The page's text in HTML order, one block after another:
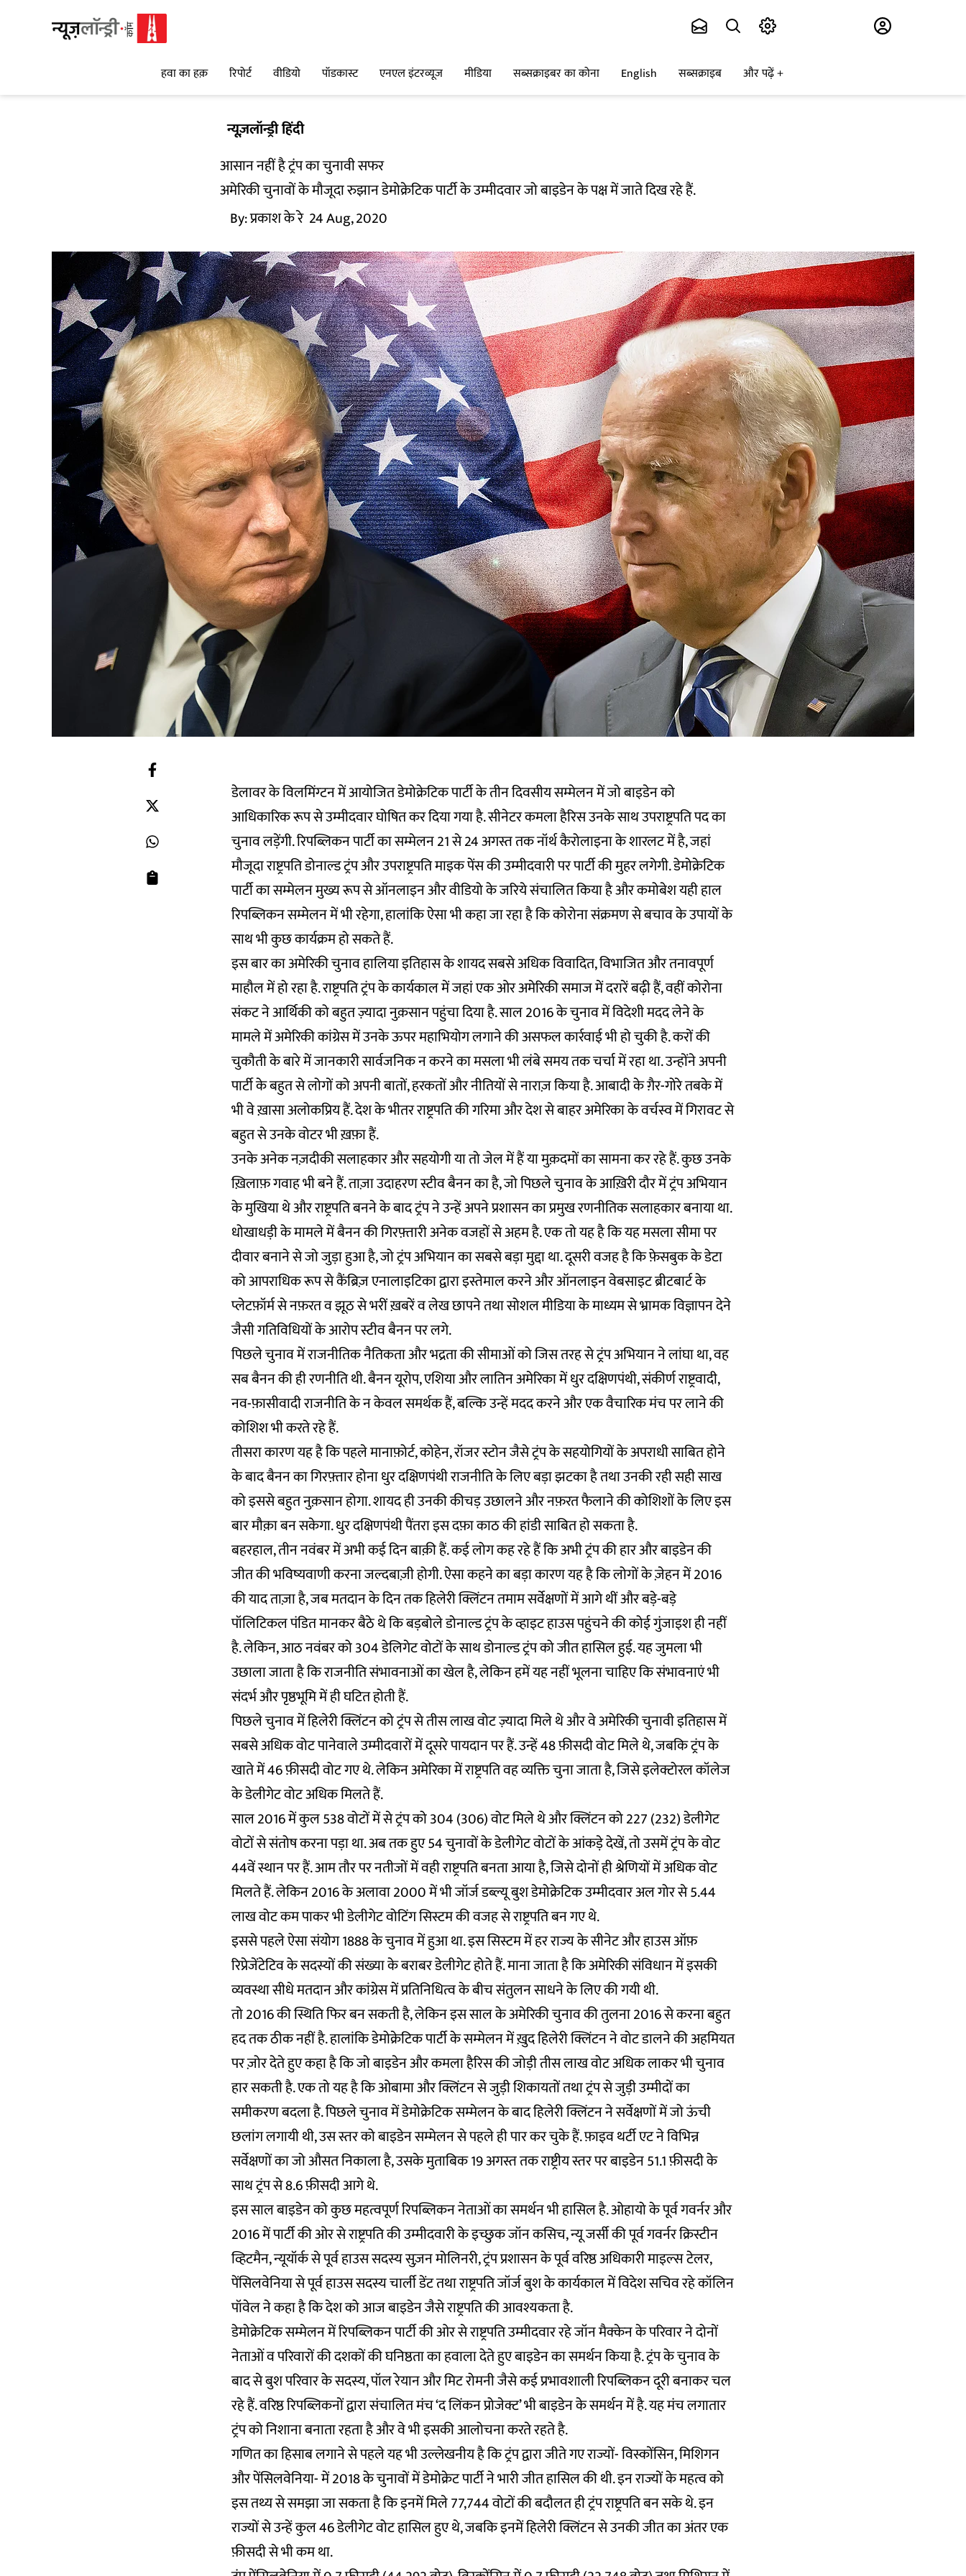
हवा का हक़ रिपोर्ट वीडियो पॉडकास्ट एनएल इंटरव्यूज मीडिया सब्सक्राइबर का कोना English सब्सक्राइब और पढ़ें
न्यूज़लॉन्ड्री हिंदी
आसान नहीं है ट्रंप का चुनावी सफर
अमेरिकी चुनावों के मौजूदा रुझान डेमोक्रेटिक पार्टी के उम्मीदवार जो बाइडेन के पक्ष में जाते दिख रहे हैं.
By:प्रकाश के रे 24 Aug, 2020
डेलावर के विलमिंग्टन में आयोजित डेमोक्रेटिक पार्टी के तीन दिवसीय सम्मेलन में जो बाइडेन को
आधिकारिक रूप से उम्मीदवार घोषित कर दिया गया है. सीनेटर कमला हैरिस उनके साथ उपराष्ट्रपति पद का
चुनाव लड़ेंगी. रिपब्लिकन पार्टी का सम्मेलन 21 से 24 अगस्त तक नॉर्थ कैरोलाइना के शारलट में है, जहां
मौजूदा राष्ट्रपति डोनाल्ड ट्रंप और उपराष्ट्रपति माइक पेंस की उम्मीदवारी पर पार्टी की मुहर लगेगी. डेमोक्रेटिक
पार्टी का सम्मेलन मुख्य रूप से ऑनलाइन और वीडियो के जरिये संचालित किया है और कमोबेश यही हाल
रिपब्लिकन सम्मेलन में भी रहेगा, हालांकि ऐसा भी कहा जा रहा है कि कोरोना संक्रमण से बचाव के उपायों के
साथ भी कुछ कार्यक्रम हो सकते हैं.
इस बार का अमेरिकी चुनाव हालिया इतिहास के शायद सबसे अधिक विवादित, विभाजित और तनावपूर्ण
माहौल में हो रहा है. राष्ट्रपति ट्रंप के कार्यकाल में जहां एक ओर अमेरिकी समाज में दरारें बढ़ी हैं, वहीं कोरोना
संकट ने आर्थिकी को बहुत ज़्यादा नुक़सान पहुंचा दिया है. साल 2016 के चुनाव में विदेशी मदद लेने के
मामले में अमेरिकी कांग्रेस में उनके ऊपर महाभियोग लगाने की असफल कार्रवाई भी हो चुकी है. करों की
चुकौती के बारे में जानकारी सार्वजनिक न करने का मसला भी लंबे समय तक चर्चा में रहा था. उन्होंने अपनी
पार्टी के बहुत से लोगों को अपनी बातों, हरकतों और नीतियों से नाराज़ किया है. आबादी के ग़ैर-गोरे तबके में
भी वे ख़ासा अलोकप्रिय हैं. देश के भीतर राष्ट्रपति की गरिमा और देश से बाहर अमेरिका के वर्चस्व में गिरावट से
बहुत से उनके वोटर भी ख़फ़ा हैं.
उनके अनेक नज़दीकी सलाहकार और सहयोगी या तो जेल में हैं या मुक़दमों का सामना कर रहे हैं. कुछ उनके
ख़िलाफ़ गवाह भी बने हैं. ताज़ा उदाहरण स्टीव बैनन का है, जो पिछले चुनाव के आख़िरी दौर में ट्रंप अभियान
के मुखिया थे और राष्ट्रपति बनने के बाद ट्रंप ने उन्हें अपने प्रशासन का प्रमुख रणनीतिक सलाहकार बनाया था.
धोखाधड़ी के मामले में बैनन की गिरफ़्तारी अनेक वजहों से अहम है. एक तो यह है कि यह मसला सीमा पर
दीवार बनाने से जो जुड़ा हुआ है, जो ट्रंप अभियान का सबसे बड़ा मुद्दा था. दूसरी वजह है कि फ़ेसबुक के डेटा
को आपराधिक रूप से कैंब्रिज़ एनालाइटिका द्वारा इस्तेमाल करने और ऑनलाइन वेबसाइट ब्रीटबार्ट के
प्लेटफ़ॉर्म से नफ़रत व झूठ से भरीं ख़बरें व लेख छापने तथा सोशल मीडिया के माध्यम से भ्रामक विज्ञापन देने
जैसी गतिविधियों के आरोप स्टीव बैनन पर लगे.
पिछले चुनाव में राजनीतिक नैतिकता और भद्रता की सीमाओं को जिस तरह से ट्रंप अभियान ने लांघा था, वह
सब बैनन की ही रणनीति थी. बैनन यूरोप, एशिया और लातिन अमेरिका में धुर दक्षिणपंथी, संकीर्ण राष्ट्रवादी,
नव-फ़ासीवादी राजनीति के न केवल समर्थक हैं, बल्कि उन्हें मदद करने और एक वैचारिक मंच पर लाने की
कोशिश भी करते रहे हैं.
तीसरा कारण यह है कि पहले मानाफ़ोर्ट, कोहेन, रॉजर स्टोन जैसे ट्रंप के सहयोगियों के अपराधी साबित होने
के बाद बैनन का गिरफ़्तार होना धुर दक्षिणपंथी राजनीति के लिए बड़ा झटका है तथा उनकी रही सही साख
को इससे बहुत नुक़सान होगा. शायद ही उनकी कीचड़ उछालने और नफ़रत फैलाने की कोशिशों के लिए इस
बार मौक़ा बन सकेगा. धुर दक्षिणपंथी पैंतरा इस दफ़ा काठ की हांडी साबित हो सकता है.
बहरहाल, तीन नवंबर में अभी कई दिन बाक़ी हैं. कई लोग कह रहे हैं कि अभी ट्रंप की हार और बाइडेन की
जीत की भविष्यवाणी करना जल्दबाज़ी होगी. ऐसा कहने का बड़ा कारण यह है कि लोगों के ज़ेहन में 2016
की याद ताज़ा है, जब मतदान के दिन तक हिलेरी क्लिंटन तमाम सर्वेक्षणों में आगे थीं और बड़े-बड़े
पॉलिटिकल पंडित मानकर बैठे थे कि बड़बोले डोनाल्ड ट्रंप के व्हाइट हाउस पहुंचने की कोई गुंजाइश ही नहीं
है. लेकिन, आठ नवंबर को 304 डेलिगेट वोटों के साथ डोनाल्ड ट्रंप को जीत हासिल हुई. यह जुमला भी
उछाला जाता है कि राजनीति संभावनाओं का खेल है, लेकिन हमें यह नहीं भूलना चाहिए कि संभावनाएं भी
संदर्भ और पृष्ठभूमि में ही घटित होती हैं.
पिछले चुनाव में हिलेरी क्लिंटन को ट्रंप से तीस लाख वोट ज़्यादा मिले थे और वे अमेरिकी चुनावी इतिहास में
सबसे अधिक वोट पानेवाले उम्मीदवारों में दूसरे पायदान पर हैं. उन्हें 48 फ़ीसदी वोट मिले थे, जबकि ट्रंप के
खाते में 46 फ़ीसदी वोट गए थे. लेकिन अमेरिका में राष्ट्रपति वह व्यक्ति चुना जाता है, जिसे इलेक्टोरल कॉलेज
के डेलीगेट वोट अधिक मिलते हैं.
साल 2016 में कुल 538 वोटों में से ट्रंप को 304 (306) वोट मिले थे और क्लिंटन को 227 (232) डेलीगेट
वोटों से संतोष करना पड़ा था. अब तक हुए 54 चुनावों के डेलीगेट वोटों के आंकड़े देखें, तो उसमें ट्रंप के वोट
44वें स्थान पर हैं. आम तौर पर नतीजों में वही राष्ट्रपति बनता आया है, जिसे दोनों ही श्रेणियों में अधिक वोट
मिलते हैं. लेकिन 2016 के अलावा 2000 में भी जॉर्ज डब्ल्यू बुश डेमोक्रेटिक उम्मीदवार अल गोर से 5.44
लाख वोट कम पाकर भी डेलीगेट वोटिंग सिस्टम की वजह से राष्ट्रपति बन गए थे.
इससे पहले ऐसा संयोग 1888 के चुनाव में हुआ था. इस सिस्टम में हर राज्य के सीनेट और हाउस ऑफ़
रिप्रेजेंटेटिव के सदस्यों की संख्या के बराबर डेलीगेट होते हैं. माना जाता है कि अमेरिकी संविधान में इसकी
व्यवस्था सीधे मतदान और कांग्रेस में प्रतिनिधित्व के बीच संतुलन साधने के लिए की गयी थी.
तो 2016 की स्थिति फिर बन सकती है, लेकिन इस साल के अमेरिकी चुनाव की तुलना 2016 से करना बहुत
हद तक ठीक नहीं है. हालांकि डेमोक्रेटिक पार्टी के सम्मेलन में ख़ुद हिलेरी क्लिंटन ने वोट डालने की अहमियत
पर ज़ोर देते हुए कहा है कि जो बाइडेन और कमला हैरिस की जोड़ी तीस लाख वोट अधिक लाकर भी चुनाव
हार सकती है. एक तो यह है कि ओबामा और क्लिंटन से जुड़ी शिकायतों तथा ट्रंप से जुड़ी उम्मीदों का
समीकरण बदला है. पिछले चुनाव में डेमोक्रेटिक सम्मेलन के बाद हिलेरी क्लिंटन ने सर्वेक्षणों में जो ऊंची
छलांग लगायी थी, उस स्तर को बाइडेन सम्मेलन से पहले ही पार कर चुके हैं. फ़ाइव थर्टी एट ने विभिन्न
सर्वेक्षणों का जो औसत निकाला है, उसके मुताबिक 19 अगस्त तक राष्ट्रीय स्तर पर बाइडेन 51.1 फ़ीसदी के
साथ ट्रंप से 8.6 फ़ीसदी आगे थे.
इस साल बाइडेन को कुछ महत्वपूर्ण रिपब्लिकन नेताओं का समर्थन भी हासिल है. ओहायो के पूर्व गवर्नर और
2016 में पार्टी की ओर से राष्ट्रपति की उम्मीदवारी के इच्छुक जॉन कसिच, न्यू जर्सी की पूर्व गवर्नर क्रिस्टीन
व्हिटमैन, न्यूयॉर्क से पूर्व हाउस सदस्य सुज़न मोलिनरी, ट्रंप प्रशासन के पूर्व वरिष्ठ अधिकारी माइल्स टेलर,
पेंसिलवेनिया से पूर्व हाउस सदस्य चार्ली डेंट तथा राष्ट्रपति जॉर्ज बुश के कार्यकाल में विदेश सचिव रहे कॉलिन
पॉवेल ने कहा है कि देश को आज बाइडेन जैसे राष्ट्रपति की आवश्यकता है.
डेमोक्रेटिक सम्मेलन में रिपब्लिकन पार्टी की ओर से राष्ट्रपति उम्मीदवार रहे जॉन मैक्केन के परिवार ने दोनों
नेताओं व परिवारों की दशकों की घनिष्ठता का हवाला देते हुए बाइडेन का समर्थन किया है. ट्रंप के चुनाव के
बाद से बुश परिवार के सदस्य, पॉल रेयान और मिट रोमनी जैसे कई प्रभावशाली रिपब्लिकन दूरी बनाकर चल
रहे हैं. वरिष्ठ रिपब्लिकनों द्वारा संचालित मंच ‘द लिंकन प्रोजेक्ट’ भी बाइडेन के समर्थन में है. यह मंच लगातार
ट्रंप को निशाना बनाता रहता है और वे भी इसकी आलोचना करते रहते है.
गणित का हिसाब लगाने से पहले यह भी उल्लेखनीय है कि ट्रंप द्वारा जीते गए राज्यों- विस्कोंसिन, मिशिगन
और पेंसिलवेनिया- में 2018 के चुनावों में डेमोक्रेट पार्टी ने भारी जीत हासिल की थी. इन राज्यों के महत्व को
इस तथ्य से समझा जा सकता है कि इनमें मिले 77,744 वोटों की बदौलत ही ट्रंप राष्ट्रपति बन सके थे. इन
राज्यों से उन्हें कुल 46 डेलीगेट वोट हासिल हुए थे, जबकि इनमें हिलेरी क्लिंटन से उनकी जीत का अंतर एक
फ़ीसदी से भी कम था.